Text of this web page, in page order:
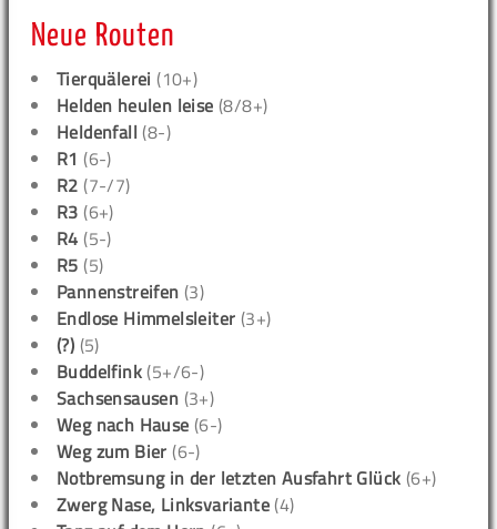
Neue Routen
Tierquälerei (10+)
Helden heulen leise (8/8+)
Heldenfall (8-)
R1 (6-)
R2 (7-/7)
R3 (6+)
R4 (5-)
R5 (5)
Pannenstreifen (3)
Endlose Himmelsleiter (3+)
(?) (5)
Buddelfink (5+/6-)
Sachsensausen (3+)
Weg nach Hause (6-)
Weg zum Bier (6-)
Notbremsung in der letzten Ausfahrt Glück (6+)
Zwerg Nase, Linksvariante (4)